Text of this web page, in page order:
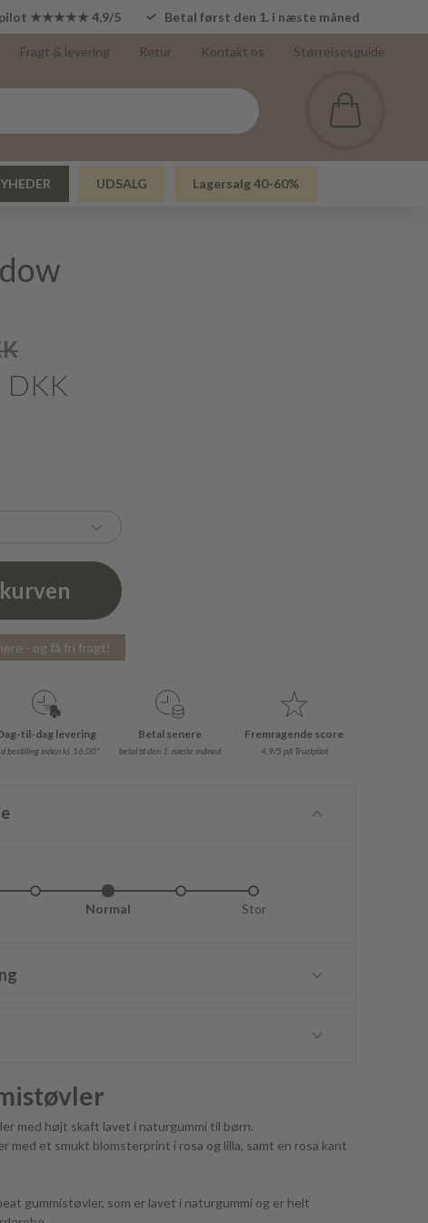
★★★★★ 4,9/5 Betal først den 1. i næste måned
Fragt & levering Retur Kontakt os Størrelsesguide
UDSALG Lagersalg 40-60%
DKK
- og få fri fragt!
til-dag levering
bestilling inden kl. 16.00*
Betal senere
betal til den 1. næste måned
Fremragende score
4,9/5 på Trustpilot
Normal Stor
med højt skaft lavet i naturgummi til børn.
med et smukt blomsterprint i rosa og lilla, samt en rosa kant
gummistøvler, som er lavet i naturgummi og er helt